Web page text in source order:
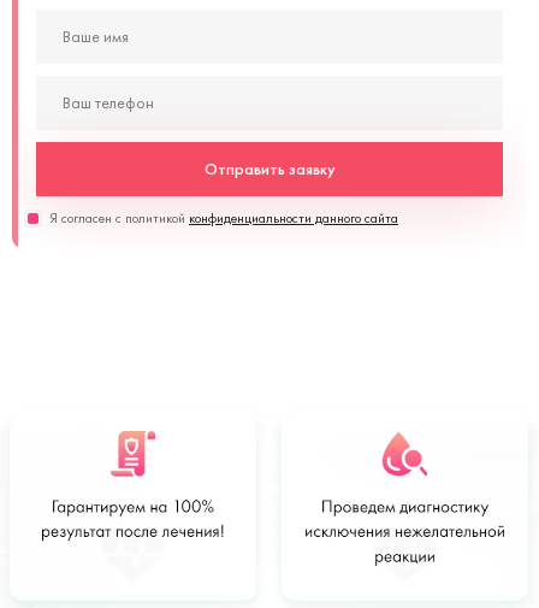
Отправить заявку
Я согласен с политикой конфиденциальности данного сайта